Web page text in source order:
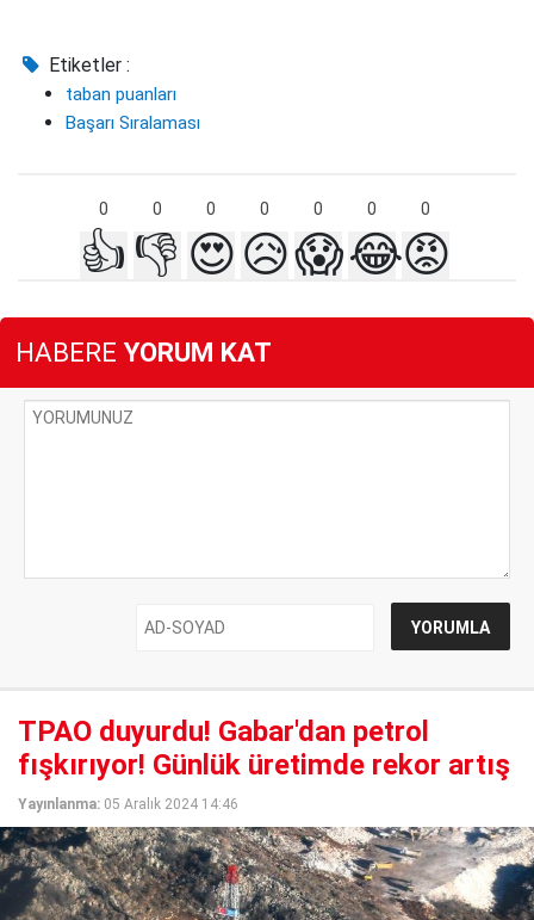
Etiketler :
taban puanları
Başarı Sıralaması
0 0 0 0 0 0 0
👍 👎 😍😥😱😂😡
HABERE YORUM KAT
TPAO duyurdu! Gabar'dan petrol
fışkırıyor! Günlük üretimde rekor artış
Yayınlanma: 05 Aralık 2024 14:46